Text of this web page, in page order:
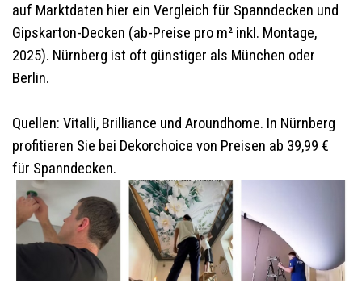
auf Marktdaten hier ein Vergleich für Spanndecken und
Gipskarton-Decken (ab-Preise pro m² inkl. Montage,
2025). Nürnberg ist oft günstiger als München oder
Berlin.
Quellen: Vitalli, Brilliance und Aroundhome. In Nürnberg
profitieren Sie bei Dekorchoice von Preisen ab 39,99 €
für Spanndecken.